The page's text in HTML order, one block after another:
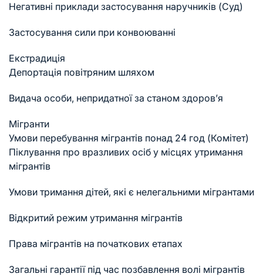
Негативні приклади застосування наручників (Суд)
Застосування сили при конвоюванні
Екстрадиція
Депортація повітряним шляхом
Видача особи, непридатної за станом здоров’я
Мігранти
Умови перебування мігрантів понад 24 год (Комітет)
Піклування про вразливих осіб у місцях утримання
мігрантів
Умови тримання дітей, які є нелегальними мігрантами
Відкритий режим утримання мігрантів
Права мігрантів на початкових етапах
Загальні гарантії під час позбавлення волі мігрантів